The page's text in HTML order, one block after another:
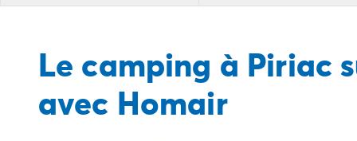
Camping Saint-Malo
Camping Morbihan
Camping Vannes
Camping Centre-Val de Loire
Le camping à Piriac
avec Homair